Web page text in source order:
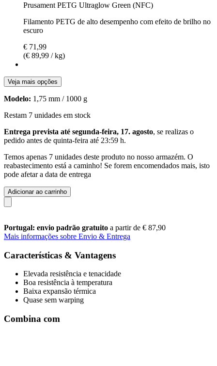
Prusament PETG Ultraglow Green (NFC)
Filamento PETG de alto desempenho com efeito de brilho no
escuro
€ 71,99
(€ 89,99 / kg)
Veja mais opções
Modelo: 1,75 mm / 1000 g
Restam 7 unidades em stock
Entrega prevista até segunda-feira, 17. agosto, se realizas o
pedido antes de quinta-feira até 23:59 h.
Temos apenas 7 unidades deste produto no nosso armazém. O
reabastecimento está a caminho! Se forem encomendados mais, isto
pode afetar a data de entrega
Adicionar ao carrinho
Portugal: envio padrão gratuito a partir de € 87,90
Mais informações sobre Envio & Entrega
Características & Vantagens
Elevada resistência e tenacidade
Boa resistência à temperatura
Baixa expansão térmica
Quase sem warping
Combina com